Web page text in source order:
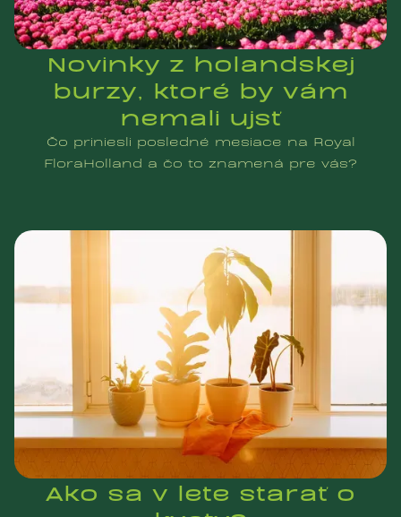
Novinky z holandskej
burzy, ktoré by vám
nemali ujsť
Čo priniesli posledné mesiace na Royal
FloraHolland a čo to znamená pre vás?
Ako sa v lete starať o